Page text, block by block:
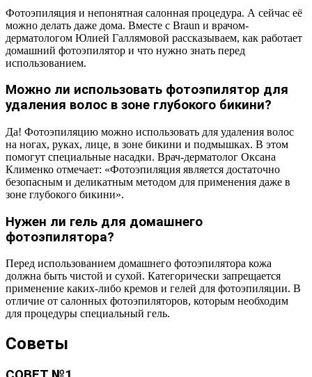
Фотоэпиляция и непонятная салонная процедура. А сейчас её
можно делать даже дома. Вместе с Braun и врачом-
дерматологом Юлией Галлямовой рассказываем, как работает
домашний фотоэпилятор и что нужно знать перед
использованием.
Можно ли использовать фотоэпилятор для
удаления волос в зоне глубокого бикини?
Да! Фотоэпиляцию можно использовать для удаления волос
на ногах, руках, лице, в зоне бикини и подмышках. В этом
помогут специальные насадки. Врач-дерматолог Оксана
Клименко отмечает: «Фотоэпиляция является достаточно
безопасным и деликатным методом для применения даже в
зоне глубокого бикини».
Нужен ли гель для домашнего
фотоэпилятора?
Перед использованием домашнего фотоэпилятора кожа
должна быть чистой и сухой. Категорически запрещается
применение каких-либо кремов и гелей для фотоэпиляции. В
отличие от салонных фотоэпиляторов, которым необходим
для процедуры специальный гель.
Советы